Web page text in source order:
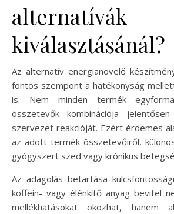
alternatívák
kiválasztásánál?
Az alternatív energianövelő
fontos szempont a hatékonyság
is. Nem minden termék
összetevők kombinációja
szervezet reakcióját. Ezért érdemes
az adott termék összetevőiről,
gyógyszert szed vagy krónikus
Az adagolás betartása
koffein- vagy élénkítő anyag bevitel
mellékhatásokat okozhat, hanem